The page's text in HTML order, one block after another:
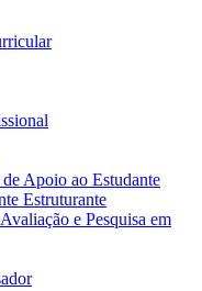
Apoio ao Estudante
Estruturante
e Pesquisa em